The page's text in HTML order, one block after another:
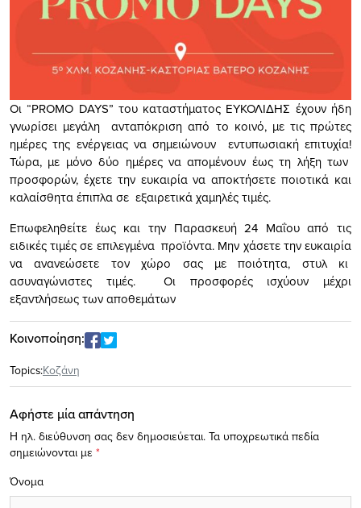
Οι “PROMO DAYS” του καταστήματος ΕΥΚΟΛΙΔΗΣ έχουν ήδη
γνωρίσει μεγάλη ανταπόκριση από το κοινό, με τις πρώτες
ημέρες της ενέργειας να σημειώνουν εντυπωσιακή επιτυχία!
Τώρα, με μόνο δύο ημέρες να απομένουν έως τη λήξη των
προσφορών, έχετε την ευκαιρία να αποκτήσετε ποιοτικά και
καλαίσθητα έπιπλα σε εξαιρετικά χαμηλές τιμές.
Επωφεληθείτε έως και την Παρασκευή 24 Μαΐου από τις
ειδικές τιμές σε επιλεγμένα προϊόντα. Μην χάσετε την ευκαιρία
να ανανεώσετε τον χώρο σας με ποιότητα, στυλ κι
ασυναγώνιστες τιμές. Οι προσφορές ισχύουν μέχρι
εξαντλήσεως των αποθεμάτων
Κοινοποίηση:
Topics:Κοζάνη
Αφήστε μία απάντηση
Η ηλ. διεύθυνση σας δεν δημοσιεύεται. Τα υποχρεωτικά πεδία
σημειώνονται με *
Όνομα